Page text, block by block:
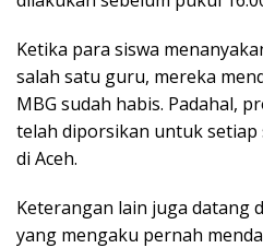
Ketika para siswa
salah satu guru, mereka
MBG sudah habis. Padahal,
telah diporsikan untuk setiap
di Aceh.
Keterangan lain juga datang
yang mengaku pernah